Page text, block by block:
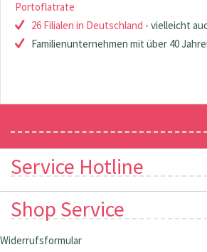
Portoflatrate
26 Filialen in Deutschland - vielleicht
Familienunternehmen mit über 40
Service Hotline
Shop Service
Widerrufsformular